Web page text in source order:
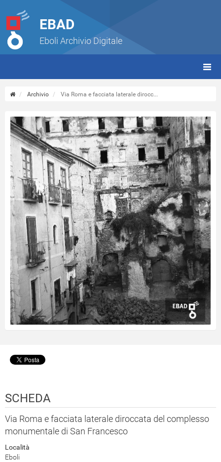
EBAD
Eboli Archivio Digitale
Archivio Via Roma e facciata laterale dirocc...
SCHEDA
Via Roma e facciata laterale diroccata del complesso
monumentale di San Francesco
Località
Eboli